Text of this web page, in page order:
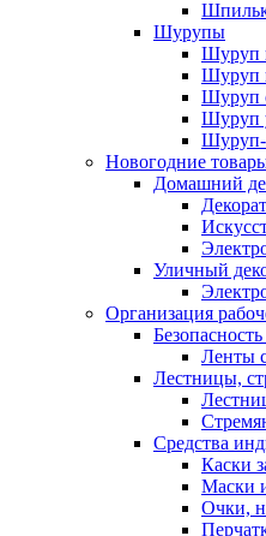
Шурупы
Шуруп
Шуруп
Шуруп
Шуруп
Шуруп-
Новогодние
Домашний
Уличный
Организация
Ленты
Лестницы,
Средства
Каски
Маски
Очки,